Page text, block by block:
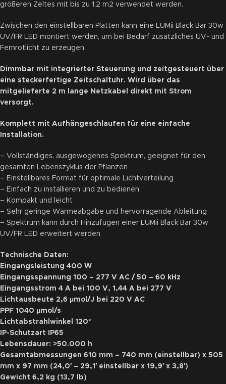
größeren Zeltes mit bis zu 1,2 m2 verwendet werden.
Zwischen den einstellbaren Platten kann eine LUMii Black Bar 30w
UV/FR LED montiert werden, um bei Bedarf zusätzliches UV- und
Fernrotlicht zu erzeugen.
Dimmbar mit integrierter Steuerung und zeitgesteuert über
eine steckerfertige Zeitschaltuhr. Wird über das
mitgelieferte 2 m lange Netzkabel direkt mit Strom
versorgt.
Komplett mit Aufhängeschlaufen für eine einfache
Installation.
– Vollständiges, ausgewogenes Spektrum, geeignet für den
gesamten Lebenszyklus der Pflanzen
– Einstellbares Format für optimale Lichtverteilung
– Einfach zu installieren und zu bedienen
– Kompakt und leicht
– Sehr geringe Wärmeabgabe und hervorragende Ableitung
– Spektrum kann durch Hinzufügen einer LUMii Black Bar 30w
UV/FR LED erweitert werden
Technische Daten:
Eingangsleistung 400 W
Eingangsspannung 100 – 277 V AC / 50 – 60 kHz
Eingangsstrom 4 A bei 100 V, 1,44 A bei 277 V
Lichtausbeute 2,6 µmol/J bei 220 V AC
PPF 1040 µmol/s
Lichtabstrahlwinkel 120°
IP-Schutzart IP65
Lebensdauer: >50.000 h
Gesamtabmessungen 610 mm – 740 mm (einstellbar) x 505
mm x 97 mm (24,0′ – 29,1′ einstellbar x 19,9′ x 3,8′)
Gewicht 6,2 kg (13,7 lb)